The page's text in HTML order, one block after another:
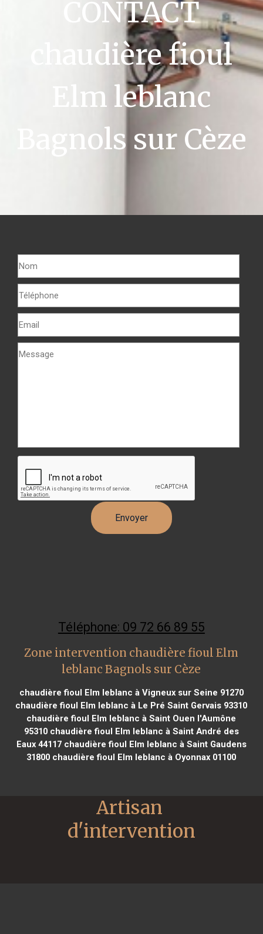
CONTACT
chaudière fioul
Elm leblanc
Bagnols sur Cèze
Téléphone: 09 72 66 89 55
Zone intervention chaudière fioul Elm
leblanc Bagnols sur Cèze
chaudière fioul Elm leblanc à Vigneux sur Seine 91270
chaudière fioul Elm leblanc à Le Pré Saint Gervais 93310
chaudière fioul Elm leblanc à Saint Ouen l'Aumône
95310chaudière fioul Elm leblanc à Saint André des
Eaux 44117chaudière fioul Elm leblanc à Saint Gaudens
31800 chaudière fioul Elm leblanc à Oyonnax 01100
Artisan
d'intervention